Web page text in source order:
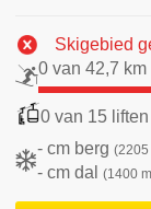
Skigebied
0 van 42,7 km
0 van 15 liften
- cm berg (2205
- cm dal (1400